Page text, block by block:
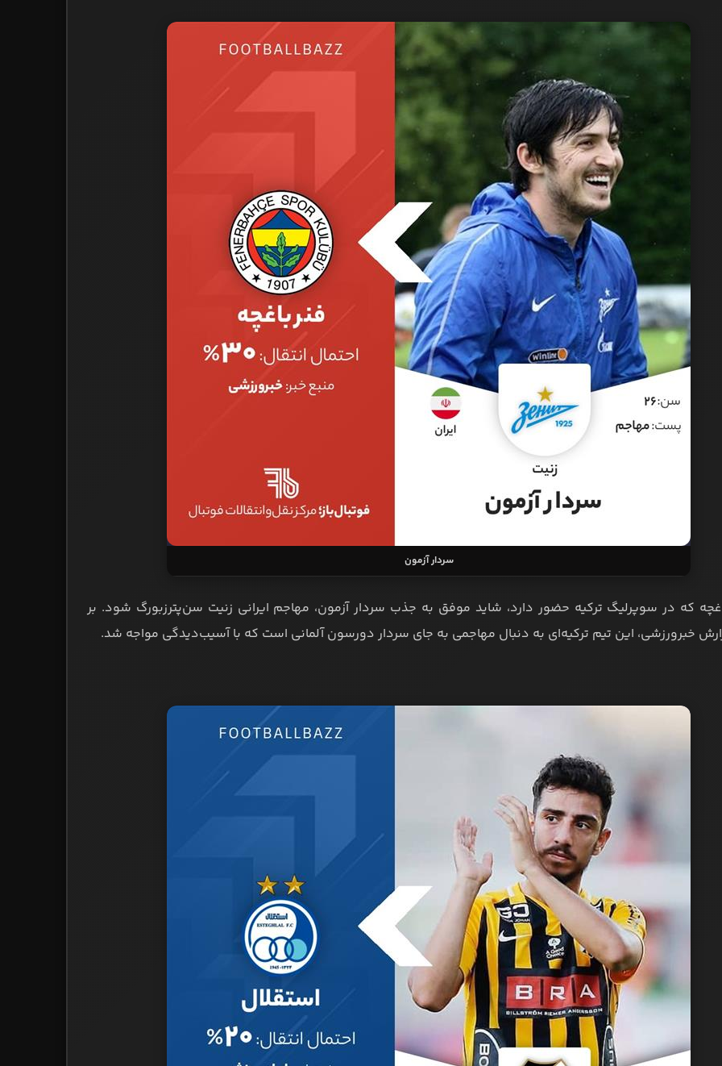
سردار آزمون
که در سوپرلیگ ترکیه حضور دارد، شاید موفق به جذب سردار آزمون، مهاجم ایرانی زنیت سن‌پترزبورگ شود. بر
خبرورزشی، این تیم ترکیه‌ای به دنبال مهاجمی به جای سردار دورسون آلمانی است که با آسیب‌دیدگی مواجه شد.